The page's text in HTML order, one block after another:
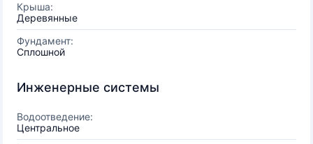
Крыша:
Деревянные
Фундамент:
Сплошной
Инженерные системы
Водоотведение:
Центральное